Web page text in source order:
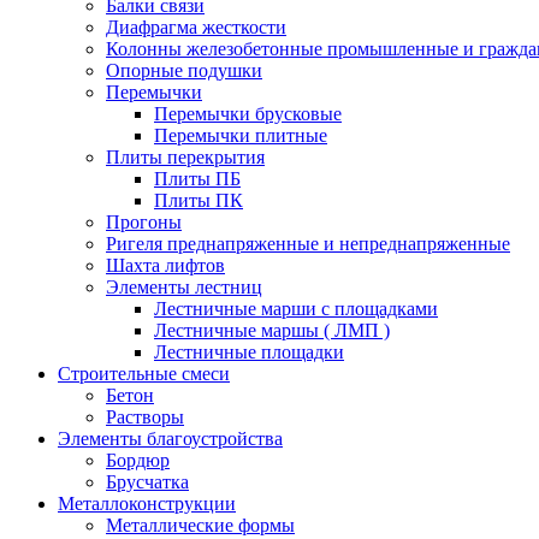
Балки связи
Диафрагма жесткости
Колонны железобетонные промышленные и
Опорные подушки
Перемычки
Перемычки брусковые
Перемычки плитные
Плиты перекрытия
Плиты ПБ
Плиты ПК
Прогоны
Ригеля преднапряженные и непреднапряженные
Шахта лифтов
Элементы лестниц
Лестничные марши с площадками
Лестничные маршы ( ЛМП )
Лестничные площадки
Строительные смеси
Бетон
Растворы
Элементы благоустройства
Бордюр
Брусчатка
Металлоконструкции
Металлические формы